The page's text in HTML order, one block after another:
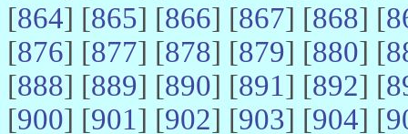
[864] [865] [866] [867] [868] [
[876] [877] [878] [879] [880] [
[888] [889] [890] [891] [892] [
[900] [901] [902] [903] [904] [